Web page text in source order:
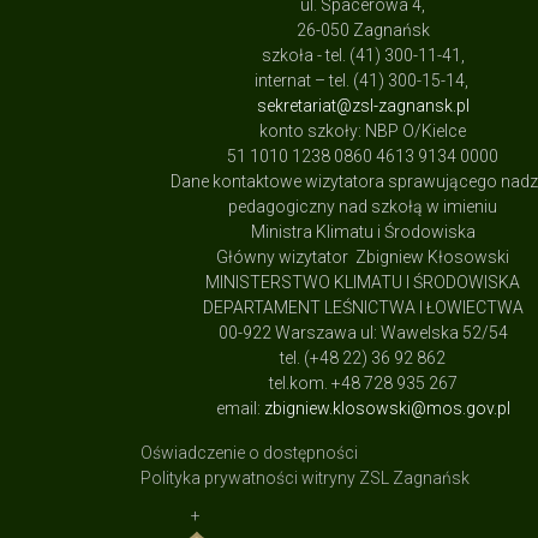
ul. Spacerowa 4,
26-050 Zagnańsk
szkoła - tel. (41) 300-11-41,
internat – tel. (41) 300-15-14,
sekretariat@zsl-zagnansk.pl
konto szkoły: NBP O/Kielce
51 1010 1238 0860 4613 9134 0000
Dane kontaktowe wizytatora sprawującego
pedagogiczny nad szkołą w imieniu
Ministra Klimatu i Środowiska
Główny wizytator Zbigniew Kłosowski
MINISTERSTWO KLIMATU I ŚRODOWISKA
DEPARTAMENT LEŚNICTWA I ŁOWIECTWA
00-922 Warszawa ul: Wawelska 52/54
tel. (+48 22) 36 92 862
tel.kom. +48 728 935 267
email: zbigniew.klosowski@mos.gov.pl
Oświadczenie o dostępności
Polityka prywatności witryny ZSL Zagnańsk
+